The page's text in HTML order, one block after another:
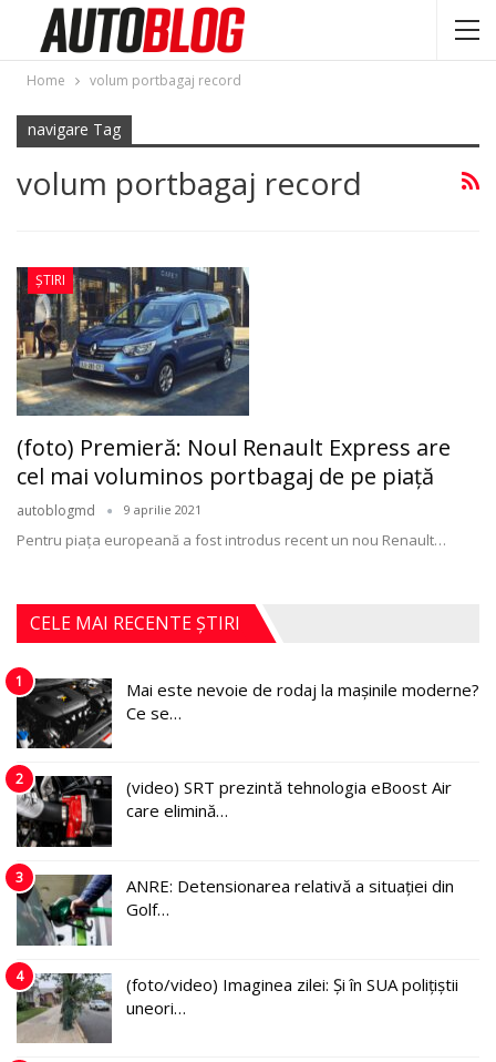
Home volum portbagaj record
navigare Tag
volum portbagaj record
ȘTIRI
(foto) Premieră: Noul Renault Express are
cel mai voluminos portbagaj de pe piaţă
autoblogmd 9 aprilie 2021
Pentru piaţa europeană a fost introdus recent un nou Renault…
CELE MAI RECENTE ȘTIRI
1
Mai este nevoie de rodaj la mașinile moderne?
Ce se…
2
(video) SRT prezintă tehnologia eBoost Air
care elimină…
3
ANRE: Detensionarea relativă a situației din
Golf…
4
(foto/video) Imaginea zilei: Și în SUA polițiștii
uneori…